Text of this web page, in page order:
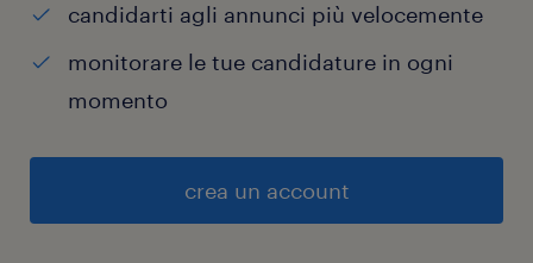
candidarti agli annunci più velocemente
monitorare le tue candidature in ogni
momento
crea un account